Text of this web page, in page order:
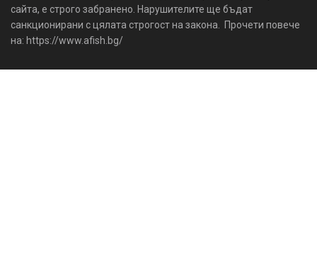
сайта, е строго забранено. Нарушителите ще бъдат
санкционирани с цялата строгост на закона. Прочети повече
на: https://www.afish.bg/